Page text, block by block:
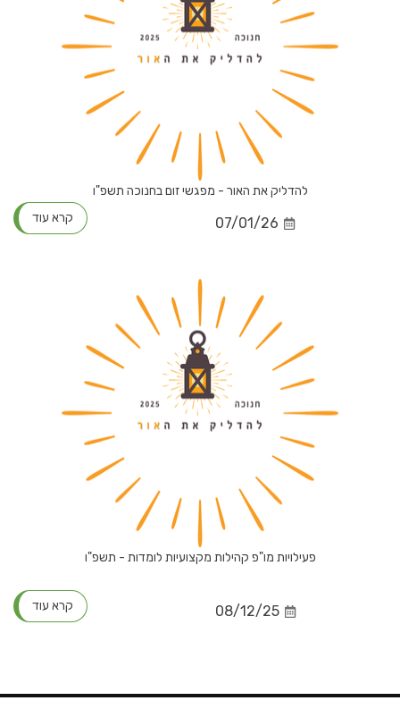
להדליק את האור - מפגשי זום בחנוכה תשפ"ו
07/01/26 קרא עוד
פעילויות מו"פ קהילות מקצועיות לומדות - תשפ"ו
08/12/25 קרא עוד